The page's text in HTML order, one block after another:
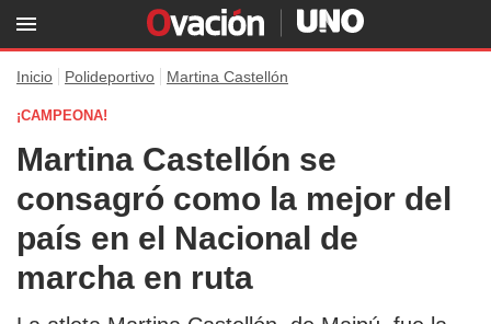
Inicio Polideportivo Martina Castellón
¡CAMPEONA!
Martina Castellón se
consagró como la mejor del
país en el Nacional de
marcha en ruta